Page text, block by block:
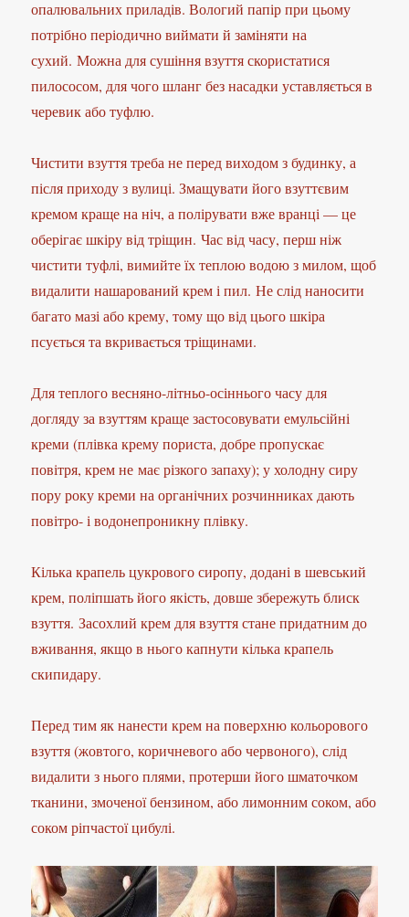
опалювальних приладів. Вологий папір при цьому
потрібно періодично виймати й заміняти на
сухий. Можна для сушіння взуття скористатися
пилососом, для чого шланг без насадки уставляється в
черевик або туфлю.
Чистити взуття треба не перед виходом з будинку, а
після приходу з вулиці. Змащувати його взуттєвим
кремом краще на ніч, а полірувати вже вранці — це
оберігає шкіру від тріщин. Час від часу, перш ніж
чистити туфлі, вимийте їх теплою водою з милом, щоб
видалити нашарований крем і пил. Не слід наносити
багато мазі або крему, тому що від цього шкіра
псується та вкривається тріщинами.
Для теплого весняно-літньо-осіннього часу для
догляду за взуттям краще застосовувати емульсійні
креми (плівка крему пориста, добре пропускає
повітря, крем не має різкого запаху); у холодну сиру
пору року креми на органічних розчинниках дають
повітро- і водонепроникну плівку.
Кілька крапель цукрового сиропу, додані в шевський
крем, поліпшать його якість, довше збережуть блиск
взуття. Засохлий крем для взуття стане придатним до
вживання, якщо в нього капнути кілька крапель
скипидару.
Перед тим як нанести крем на поверхню кольорового
взуття (жовтого, коричневого або червоного), слід
видалити з нього плями, протерши його шматочком
тканини, змоченої бензином, або лимонним соком, або
соком ріпчастої цибулі.